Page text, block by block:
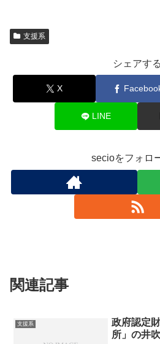
支援系
シェアする
X
LINE
secioをフォロ
関連記事
支援系
政府認定
所」の井